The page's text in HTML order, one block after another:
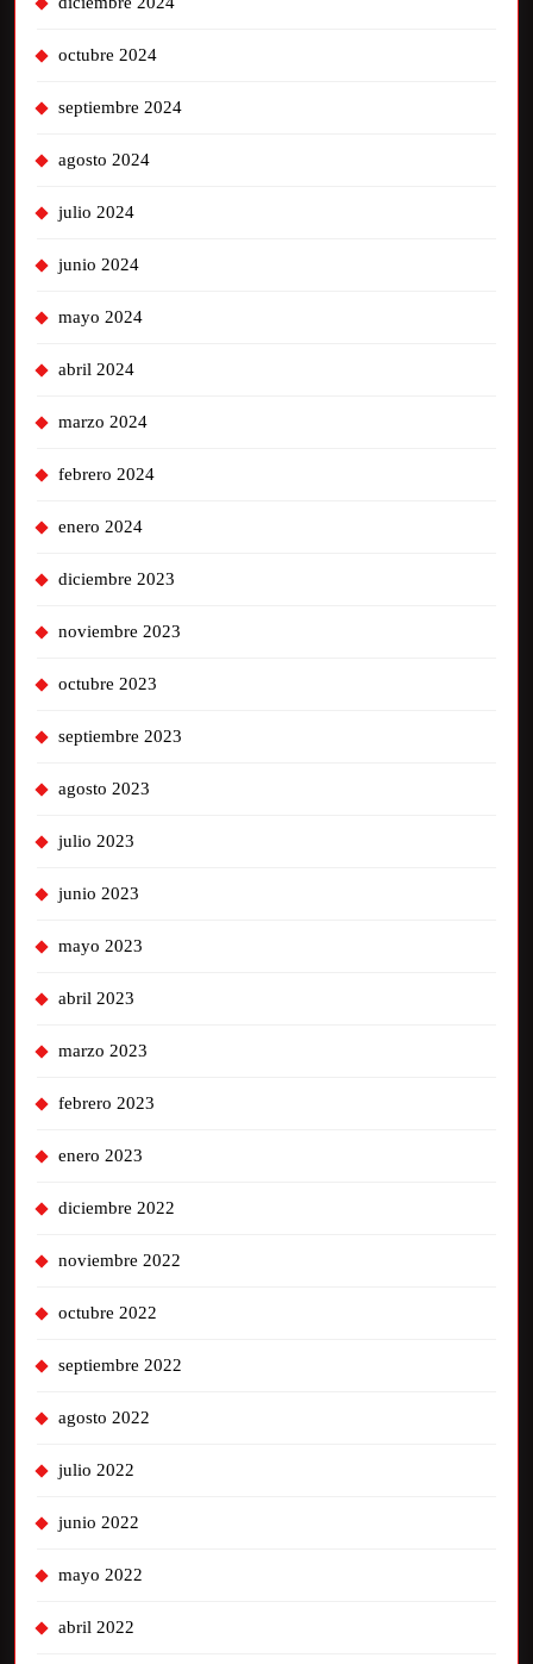
octubre 2024
septiembre 2024
agosto 2024
julio 2024
junio 2024
mayo 2024
abril 2024
marzo 2024
febrero 2024
enero 2024
diciembre 2023
noviembre 2023
octubre 2023
septiembre 2023
agosto 2023
julio 2023
junio 2023
mayo 2023
abril 2023
marzo 2023
febrero 2023
enero 2023
diciembre 2022
noviembre 2022
octubre 2022
septiembre 2022
agosto 2022
julio 2022
junio 2022
mayo 2022
abril 2022